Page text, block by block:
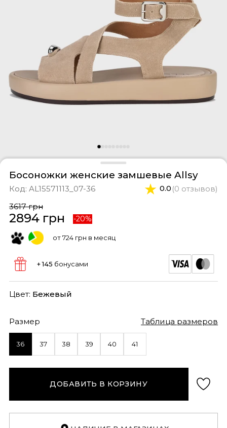
костюмы
Босоножки женские замшевые Allsy
Код: AL15571113_07-36 0.0 (0 отзывов)
3617 грн
2894 грн -20%
от 724 грн в месяц
+ 145 бонусами
Цвет: Бежевый
Размер Таблица размеров
36 37 38 39 40 41
ДОБАВИТЬ В КОРЗИНУ